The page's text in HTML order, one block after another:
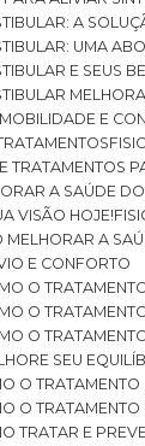
A
UMA
E SEUS
E
TRATAMENTOS
A SAÚDE
VISÃO HOJE!
MELHORAR A
E CONFORTO
O
O
O
SEU
O
O
TRATAR E